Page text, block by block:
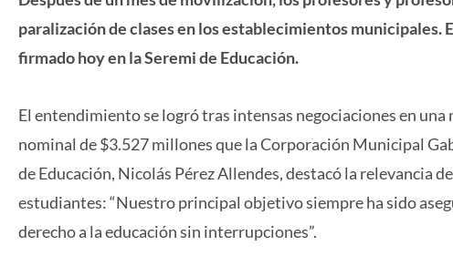
paralización de clases en los establecimientos municipales.
firmado hoy en la Seremi de Educación.
El entendimiento se logró tras intensas negociaciones en
nominal de $3.527 millones que la Corporación Municipal
de Educación, Nicolás Pérez Allendes, destacó la relevancia
estudiantes: “Nuestro principal objetivo siempre ha sido
derecho a la educación sin interrupciones”.